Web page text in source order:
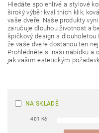
Hledáte spolehlivé a stylové
široký výběr kvalitních klik,
vaše dveře. Naše produkty
zaručuje dlouhou životnost a
špičkový design s
že vaše dveře dostanou ten
Prohlédněte si naši nabídku a
jak vašim estetickým
NA SKLADĚ
401 Kč